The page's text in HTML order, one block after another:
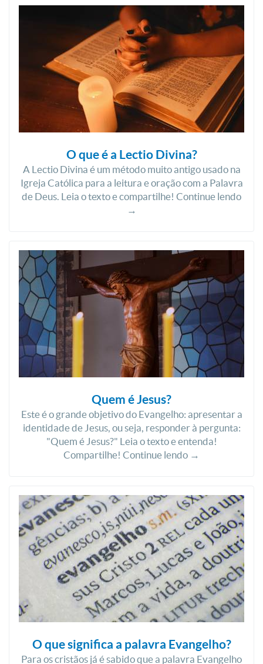
O que é a Lectio Divina?
A Lectio Divina é um método muito antigo usado na
Igreja Católica para a leitura e oração com a Palavra
de Deus. Leia o texto e compartilhe! Continue lendo
→
Quem é Jesus?
Este é o grande objetivo do Evangelho: apresentar a
identidade de Jesus, ou seja, responder à pergunta:
"Quem é Jesus?" Leia o texto e entenda!
Compartilhe! Continue lendo →
O que significa a palavra Evangelho?
Para os cristãos já é sabido que a palavra Evangelho